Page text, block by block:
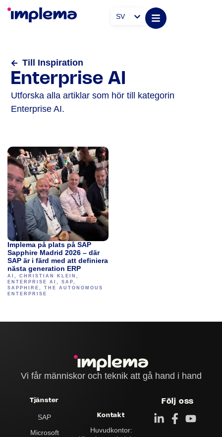
SV
Till Inspiration
Enterprise AI
Utforska alla artiklar som hör till kategorin
Enterprise AI.
Implema på plats på SAP
Sapphire Madrid 2026 – där
SAP är i färd med att definiera
nästa generation ERP
AI CHRISTIAN KLEIN
ENTERPRISE AI
SAP
SAPPHIRE
THE AUTONOMOUS
ENTERPRISE
Vi får människor och teknik att gå hand i hand
Tjänster
SAP
Microsoft
Kontakt
Huvudkontor:
Följ oss